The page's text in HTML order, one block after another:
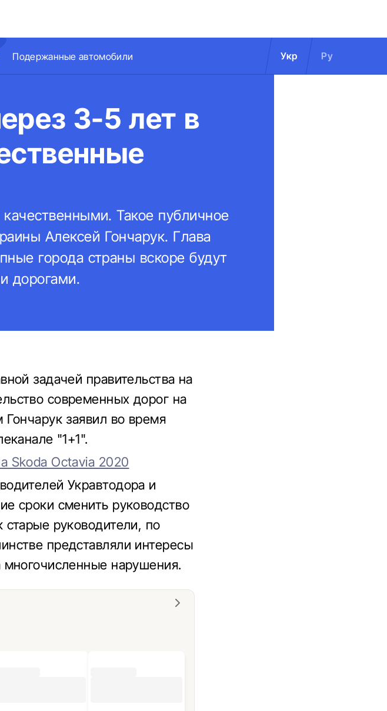
Подержанные автомобили Укр Ру
3-5 лет в
Такое публичное
Алексей Гончарук. Глава
города страны вскоре будут
дорогами.
задачей правительства на
современных дорог на
заявил во время
"1+1".
Skoda Octavia 2020
Укравтодора и
сроки сменить руководство
старые руководители, по
представляли интересы
нарушения.